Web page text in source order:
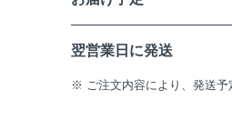
翌営業日に発送
※ ご注文内容により、発送予